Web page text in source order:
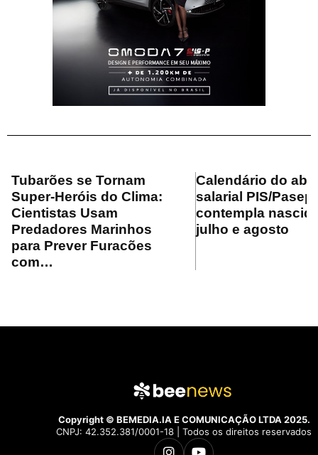
Tubarões se Tornam
Super-Heróis do Clima:
Cientistas Usam
Predadores Marinhos
para Prever Furacões
com…
Calendário do
salarial PIS/Pasep
contempla
julho e agosto
Copyright © BEMEDIA.IA E COMUNICAÇÃO LTDA 2025.
CNPJ: 42.352.381/0001-18 | Todos os direitos reservados